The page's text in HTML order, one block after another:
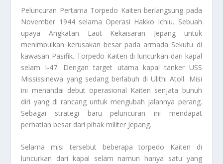
Peluncuran Pertama Torpedo Kaiten berlangsung pada
November 1944 selama Operasi Hakko Ichiu. Sebuah
upaya Angkatan Laut Kekaisaran Jepang untuk
menimbulkan kerusakan besar pada armada Sekutu di
kawasan Pasifik. Torpedo Kaiten di luncurkan dari kapal
selam I-47. Dengan target utama kapal tanker USS
Mississinewa yang sedang berlabuh di Ulithi Atoll. Misi
ini menandai debut operasional Kaiten senjata bunuh
diri yang di rancang untuk mengubah jalannya perang.
Sebagai strategi baru peluncuran ini mendapat
perhatian besar dari pihak militer Jepang.
Selama misi tersebut beberapa torpedo Kaiten di
luncurkan dari kapal selam namun hanya satu yang